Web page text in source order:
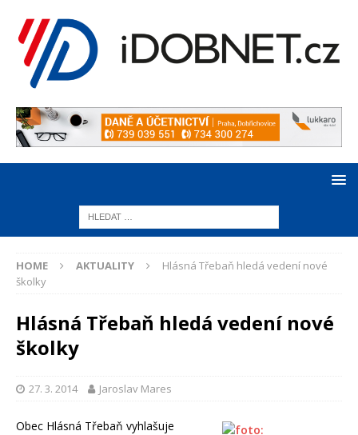
HOME AKTUALITY
Hlásná Třebaň hledá vedení nové
školky
Hlásná Třebaň hledá vedení nové
školky
27. 3. 2014 Jaroslav Mares
Obec Hlásná Třebaň vyhlašuje